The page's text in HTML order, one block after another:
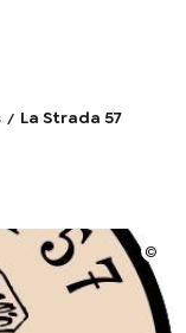
La Strada 57